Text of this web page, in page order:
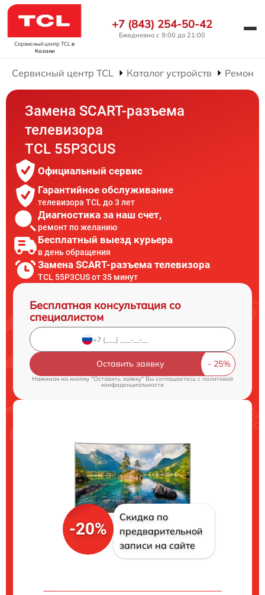
Сервисный центр TCL в
Казани
+7 (843) 254-50-42
Ежедневно с 9:00 до 21:00
Сервисный центр TCL Каталог устройств Ремонт
Замена SCART-разъема
телевизора
TCL 55P3CUS
Официальный сервис
Гарантийное обслуживание
телевизора TCL до 3 лет
Диагностика за наш счет,
ремонт по желанию
Бесплатный выезд курьера
в день обращения
Замена SCART-разъема телевизора
TCL 55P3CUS от 35 минут
Бесплатная консультация со
специалистом
Оставить заявку
Нажимая на кнопку "Оставить заявку" Вы соглашаетесь cполитикой
конфиденциальности
-20%
Скидка по
предварительной
записи на сайте